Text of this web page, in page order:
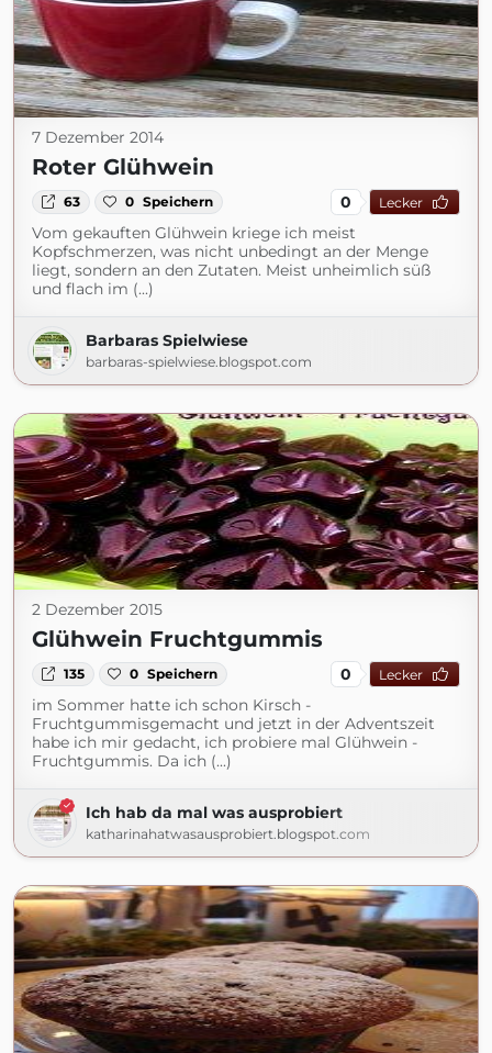
7 Dezember 2014
Roter Glühwein
63 0 Speichern 0 Lecker
Vom gekauften Glühwein kriege ich meist
Kopfschmerzen, was nicht unbedingt an der Menge
liegt, sondern an den Zutaten. Meist unheimlich süß
und flach im (...)
Barbaras Spielwiese
barbaras-spielwiese.blogspot.com
2 Dezember 2015
Glühwein Fruchtgummis
135 0 Speichern 0 Lecker
im Sommer hatte ich schon Kirsch -
Fruchtgummisgemacht und jetzt in der Adventszeit
habe ich mir gedacht, ich probiere mal Glühwein -
Fruchtgummis. Da ich (...)
Ich hab da mal was ausprobiert
katharinahatwasausprobiert.blogspot.com